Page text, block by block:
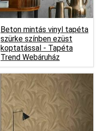
Beton mintás vinyl tapéta
szürke színben ezüst
koptatással - Tapéta
Trend Webáruház